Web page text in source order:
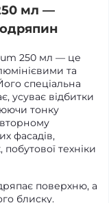
мл —
250 мл — це
та
спеціальна
усуває відбитки
тонку
фасадів,
техніки
поверхню, а
блиску.